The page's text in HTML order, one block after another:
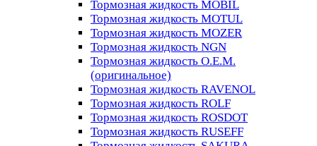
Тормозная жидкость MOBIL
Тормозная жидкость MOTUL
Тормозная жидкость MOZER
Тормозная жидкость NGN
Тормозная жидкость O.E.M.
(оригинальное)
Тормозная жидкость RAVENOL
Тормозная жидкость ROLF
Тормозная жидкость ROSDOT
Тормозная жидкость RUSEFF